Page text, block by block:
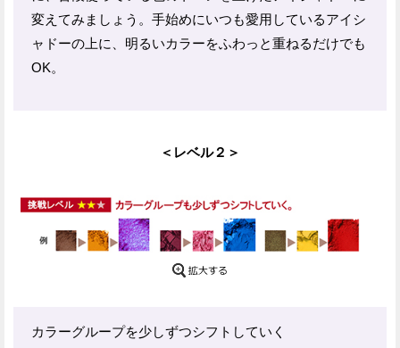
変えてみましょう。手始めにいつも愛用しているアイシ
ャドーの上に、明るいカラーをふわっと重ねるだけでも
OK。
＜レベル２＞
カラーグループを少しずつシフトしていく